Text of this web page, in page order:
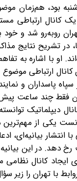
بود، هم‌زمان
کانال ارتباطی
روبه‌رو شد و
تشریح نتایج
او با اشاره به
ارتباطی موضوع
پاسداران و
فقط چند ساعت پیش
دیپلماتیک
یکی از مهم‌ترین
بیانیه‌ای،
رخ دهد. در این
کانال نظامی
با تهران را زیر